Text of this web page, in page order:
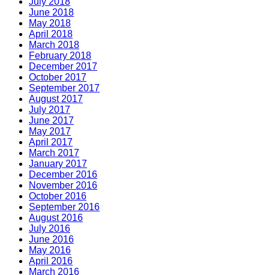
June 2018
May 2018
April 2018
March 2018
February 2018
December 2017
October 2017
September 2017
August 2017
July 2017
June 2017
May 2017
April 2017
March 2017
January 2017
December 2016
November 2016
October 2016
September 2016
August 2016
July 2016
June 2016
May 2016
April 2016
March 2016